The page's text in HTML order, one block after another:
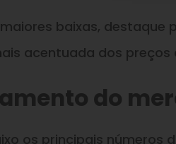
baixas, destaque
acentuada dos
do
os principais números